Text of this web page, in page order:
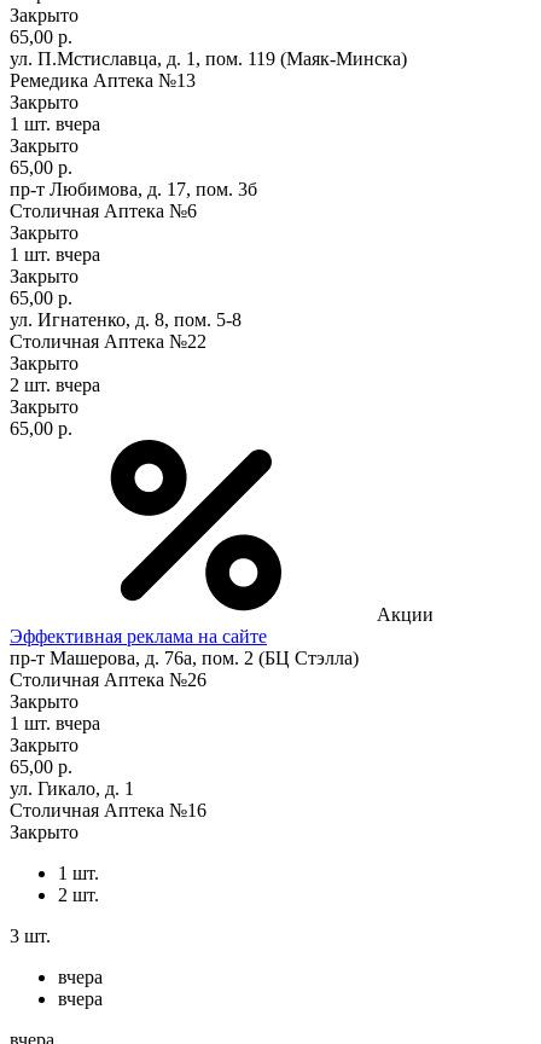
Закрыто
65,00 р.
ул. П.Мстиславца, д. 1, пом. 119 (Маяк-Минска)
Ремедика Аптека №13
Закрыто
1 шт. вчера
Закрыто
65,00 р.
пр-т Любимова, д. 17, пом. 3б
Столичная Аптека №6
Закрыто
1 шт. вчера
Закрыто
65,00 р.
ул. Игнатенко, д. 8, пом. 5-8
Столичная Аптека №22
Закрыто
2 шт. вчера
Закрыто
65,00 р.
Акции
Эффективная реклама на сайте
пр-т Машерова, д. 76а, пом. 2 (БЦ Стэлла)
Столичная Аптека №26
Закрыто
1 шт. вчера
Закрыто
65,00 р.
ул. Гикало, д. 1
Столичная Аптека №16
Закрыто
1 шт.
2 шт.
3 шт.
вчера
вчера
вчера